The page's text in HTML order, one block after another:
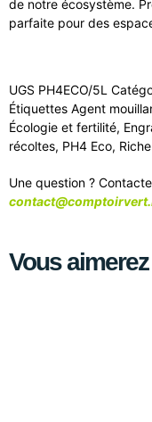
de notre écosystème.
parfaite pour des
UGS PH4ECO/5L
Étiquettes Agent
Écologie et fertilité,
récoltes, PH4 Eco,
Une question ?
Vous